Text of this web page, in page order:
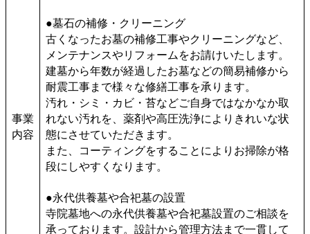
事業
内容
●墓石の補修・クリーニング
古くなったお墓の補修工事やクリーニングなど、
メンテナンスやリフォームをお請けいたします。
建墓から年数が経過したお墓などの簡易補修から
耐震工事まで様々な修繕工事を承ります。
汚れ・シミ・カビ・苔などご自身ではなかなか取
れない汚れを、薬剤や高圧洗浄によりきれいな状
態にさせていただきます。
また、コーティングをすることによりお掃除が格
段にしやすくなります。
●永代供養墓や合祀墓の設置
寺院墓地への永代供養墓や合祀墓設置のご相談を
承っております。設計から管理方法まで一貫して